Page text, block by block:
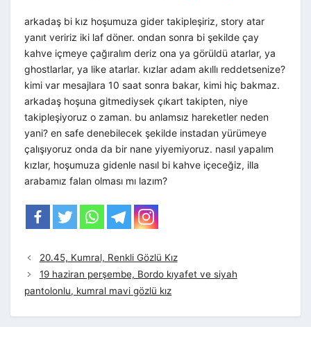
arkadaş bi kız hoşumuza gider takipleşiriz, story atar
yanıt veririz iki laf döner. ondan sonra bi şekilde çay
kahve içmeye çağıralım deriz ona ya görüldü atarlar, ya
ghostlarlar, ya like atarlar. kızlar adam akıllı reddetsenize?
kimi var mesajlara 10 saat sonra bakar, kimi hiç bakmaz.
arkadaş hoşuna gitmediysek çıkart takipten, niye
takipleşiyoruz o zaman. bu anlamsız hareketler neden
yani? en safe denebilecek şekilde instadan yürümeye
çalışıyoruz onda da bir nane yiyemiyoruz. nasıl yapalım
kızlar, hoşumuza gidenle nasıl bi kahve içeceğiz, illa
arabamız falan olması mı lazım?
20.45, Kumral, Renkli Gözlü Kız
19 haziran perşembe, Bordo kıyafet ve siyah
pantolonlu, kumral mavi gözlü kız